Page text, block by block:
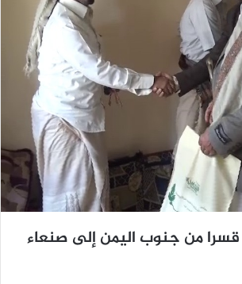
قسرا من جنوب اليمن إلى صنعاء